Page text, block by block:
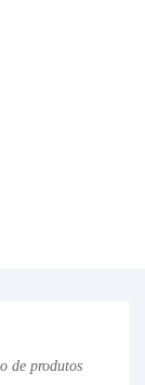
de produtos